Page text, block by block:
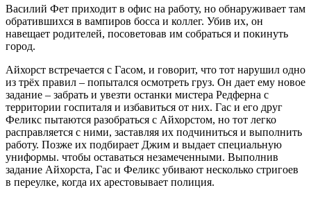
Василий Фет приходит в офис на работу, но обнаруживает там
обратившихся в вампиров босса и коллег. Убив их, он
навещает родителей, посоветовав им собраться и покинуть
город.
Айхорст встречается с Гасом, и говорит, что тот нарушил одно
из трёх правил – попытался осмотреть груз. Он дает ему новое
задание – забрать и увезти останки мистера Редферна с
территории госпиталя и избавиться от них. Гас и его друг
Феликс пытаются разобраться с Айхорстом, но тот легко
расправляется с ними, заставляя их подчиниться и выполнить
работу. Позже их подбирает Джим и выдает специальную
униформы. чтобы оставаться незамеченными. Выполнив
задание Айхорста, Гас и Феликс убивают несколько стригоев
в переулке, когда их арестовывает полиция.